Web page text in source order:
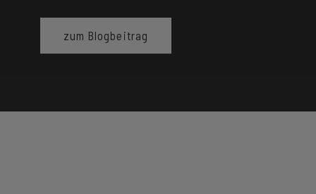
zum Blogbeitrag